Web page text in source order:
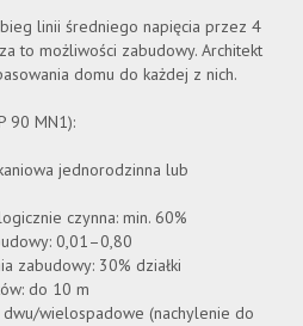
linii średniego napięcia przez 4
to możliwości zabudowy. Architekt
domu do każdej z nich.
90 MN1):
jednorodzinna lub
czynna: min. 60%
0,01–0,80
zabudowy: 30% działki
do 10 m
dwu/wielospadowe (nachylenie do